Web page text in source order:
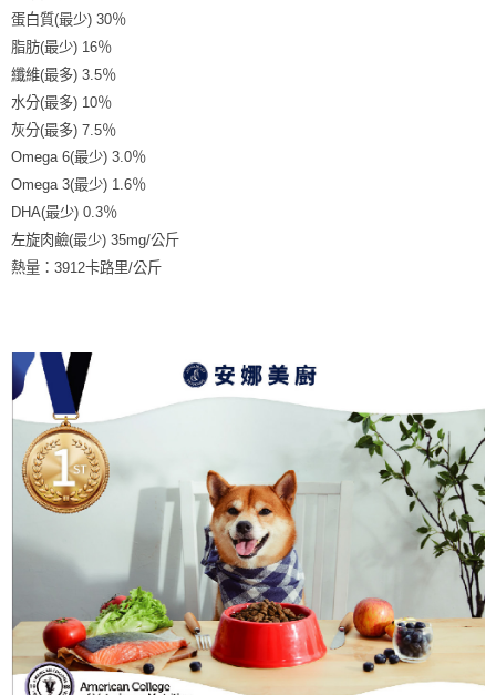
蛋白質(最少) 30％
脂肪(最少) 16％
纖維(最多) 3.5％
水分(最多) 10％
灰分(最多) 7.5％
Omega 6(最少) 3.0％
Omega 3(最少) 1.6％
DHA(最少) 0.3％
左旋肉鹼(最少) 35mg/公斤
熱量：3912卡路里/公斤